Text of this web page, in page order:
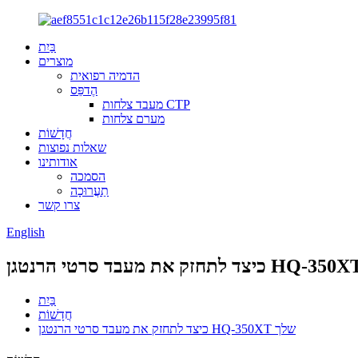
בַּיִת
מוצרים
הדמיה רפואית
הֶדפֵּס
מעבד צלחות CTP
מערם צלחות
חֲדָשׁוֹת
שאלות נפוצות
אודותינו
הסמכה
תַעֲרוּכָה
צרו קשר
English
בַּיִת
חֲדָשׁוֹת
כיצד לתחזק את מעבד סרטי הרנטגן HQ-350XT שלך